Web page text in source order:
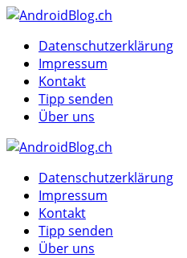
Menu
MenuDatenschutzerklärung
Impressum
Kontakt
Tipp senden
Über uns
Datenschutzerklärung
Impressum
Kontakt
Tipp senden
Über uns